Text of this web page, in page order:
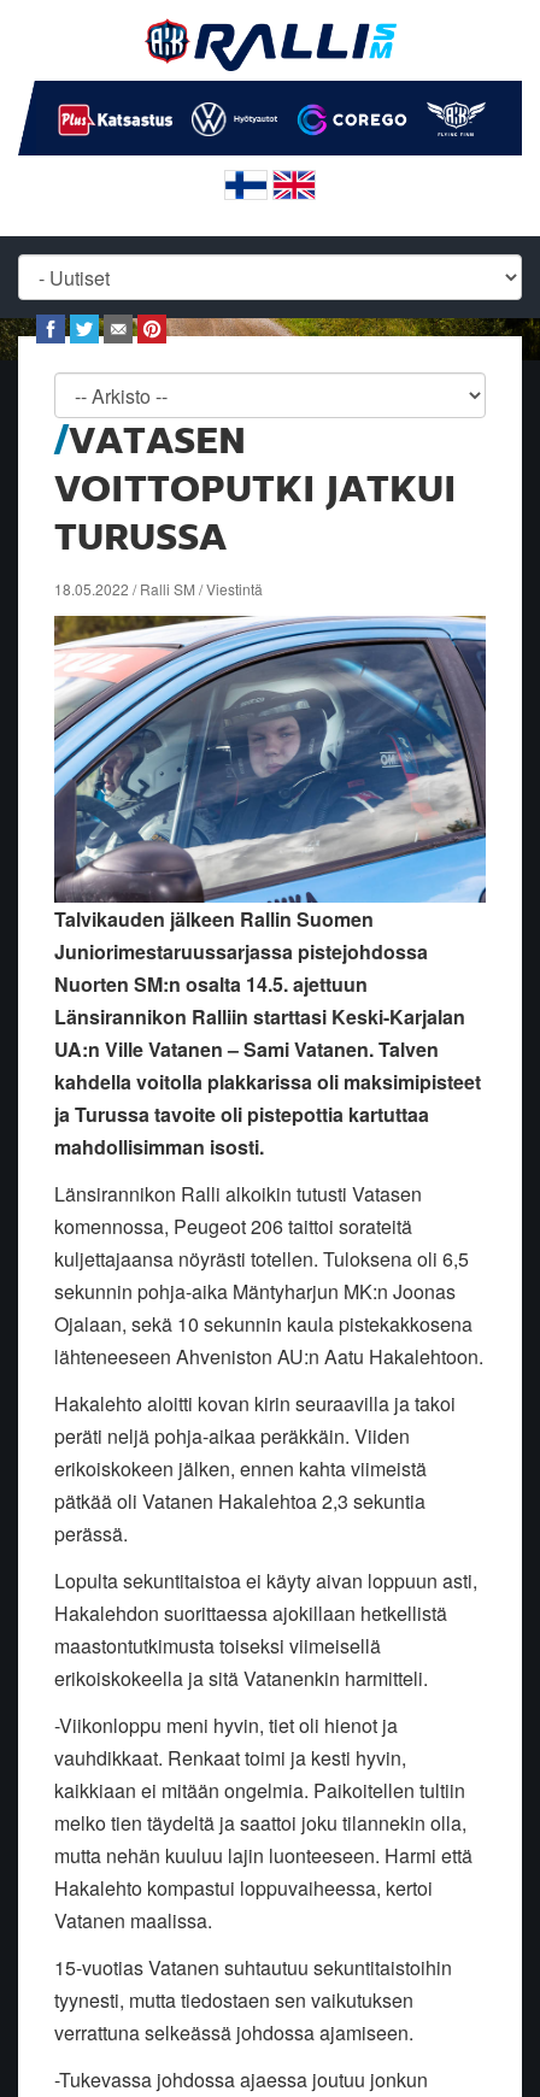
VATASEN
VOITTOPUTKI JATKUI
TURUSSA
18.05.2022 / Ralli SM / Viestintä
Talvikauden jälkeen Rallin Suomen
Juniorimestaruussarjassa pistejohdossa
Nuorten SM:n osalta 14.5. ajettuun
Länsirannikon Ralliin starttasi Keski-Karjalan
UA:n Ville Vatanen – Sami Vatanen. Talven
kahdella voitolla plakkarissa oli maksimipisteet
ja Turussa tavoite oli pistepottia kartuttaa
mahdollisimman isosti.
Länsirannikon Ralli alkoikin tutusti Vatasen
komennossa, Peugeot 206 taittoi sorateitä
kuljettajaansa nöyrästi totellen. Tuloksena oli 6,5
sekunnin pohja-aika Mäntyharjun MK:n Joonas
Ojalaan, sekä 10 sekunnin kaula pistekakkosena
lähteneeseen Ahveniston AU:n Aatu Hakalehtoon.
Hakalehto aloitti kovan kirin seuraavilla ja takoi
peräti neljä pohja-aikaa peräkkäin. Viiden
erikoiskokeen jälken, ennen kahta viimeistä
pätkää oli Vatanen Hakalehtoa 2,3 sekuntia
perässä.
Lopulta sekuntitaistoa ei käyty aivan loppuun asti,
Hakalehdon suorittaessa ajokillaan hetkellistä
maastontutkimusta toiseksi viimeisellä
erikoiskokeella ja sitä Vatanenkin harmitteli.
-Viikonloppu meni hyvin, tiet oli hienot ja
vauhdikkaat. Renkaat toimi ja kesti hyvin,
kaikkiaan ei mitään ongelmia. Paikoitellen tultiin
melko tien täydeltä ja saattoi joku tilannekin olla,
mutta nehän kuuluu lajin luonteeseen. Harmi että
Hakalehto kompastui loppuvaiheessa, kertoi
Vatanen maalissa.
15-vuotias Vatanen suhtautuu sekuntitaistoihin
tyynesti, mutta tiedostaen sen vaikutuksen
verrattuna selkeässä johdossa ajamiseen.
-Tukevassa johdossa ajaessa joutuu jonkun